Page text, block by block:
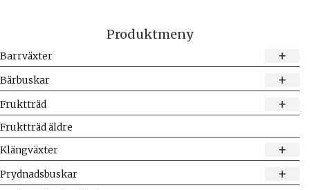
Produktmeny
+
Barrväxter
+
Bärbuskar
+
Fruktträd
Fruktträd äldre
+
Klängväxter
+
Prydnadsbuskar